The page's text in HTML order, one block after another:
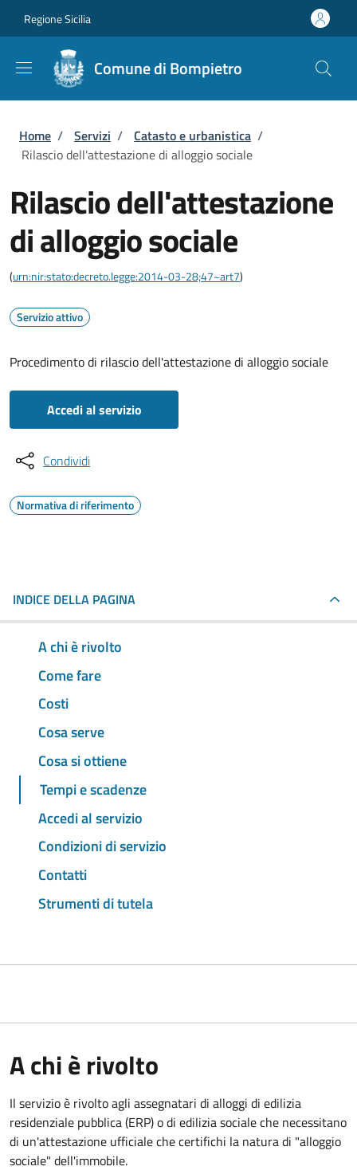
Regione Sicilia
Comune di Bompietro
Briciole di pane
Home / Servizi / Catasto e urbanistica /
Rilascio dell'attestazione di alloggio sociale
Rilascio dell'attestazione
di alloggio sociale
(urn:nir:stato:decreto.legge:2014-03-28;47~art7)
Servizio attivo
Procedimento di rilascio dell'attestazione di alloggio sociale
Accedi al servizio
Condividi
Normativa di riferimento
INDICE DELLA PAGINA
A chi è rivolto
Come fare
Costi
Cosa serve
Cosa si ottiene
Tempi e scadenze
Accedi al servizio
Condizioni di servizio
Contatti
Strumenti di tutela
A chi è rivolto
Il servizio è rivolto agli assegnatari di alloggi di edilizia
residenziale pubblica (ERP) o di edilizia sociale che necessitano
di un'attestazione ufficiale che certifichi la natura di "alloggio
sociale" dell'immobile.